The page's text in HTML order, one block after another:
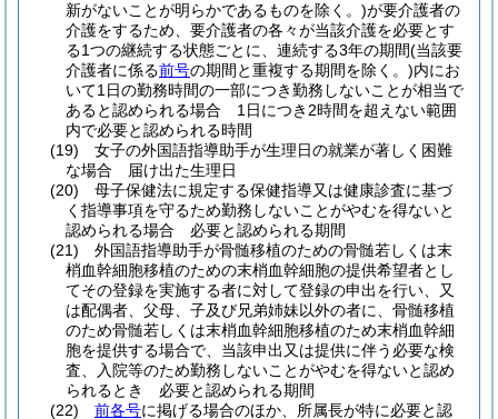
新がないことが明らかであるものを除く。)が要介護者の
介護をするため、要介護者の各々が当該介護を必要とす
る1つの継続する状態ごとに、連続する3年の期間(当該要
介護者に係る前号の期間と重複する期間を除く。)内にお
いて1日の勤務時間の一部につき勤務しないことが相当で
あると認められる場合 1日につき2時間を超えない範囲
内で必要と認められる時間
(19)
女子の外国語指導助手が生理日の就業が著しく困難
な場合 届け出た生理日
(20)
母子保健法に規定する保健指導又は健康診査に基づ
く指導事項を守るため勤務しないことがやむを得ないと
認められる場合 必要と認められる期間
(21)
外国語指導助手が骨髄移植のための骨髄若しくは末
梢血幹細胞移植のための末梢血幹細胞の提供希望者とし
てその登録を実施する者に対して登録の申出を行い、又
は配偶者、父母、子及び兄弟姉妹以外の者に、骨髄移植
のため骨髄若しくは末梢血幹細胞移植のため末梢血幹細
胞を提供する場合で、当該申出又は提供に伴う必要な検
査、入院等のため勤務しないことがやむを得ないと認め
られるとき 必要と認められる期間
(22)
前各号に掲げる場合のほか、所属長が特に必要と認